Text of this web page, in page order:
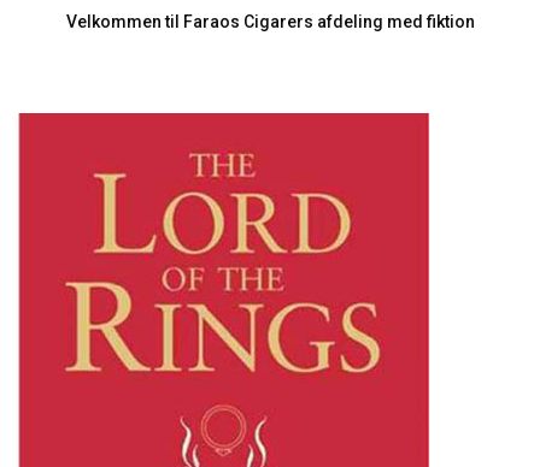
Velkommen til Faraos Cigarers afdeling med fiktion